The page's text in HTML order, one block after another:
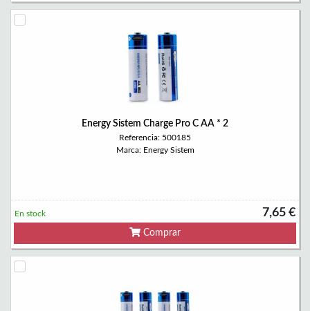
Energy Sistem Charge Pro C AA * 2
Referencia: 500185
Marca: Energy Sistem
7,65 €
En stock
Comprar